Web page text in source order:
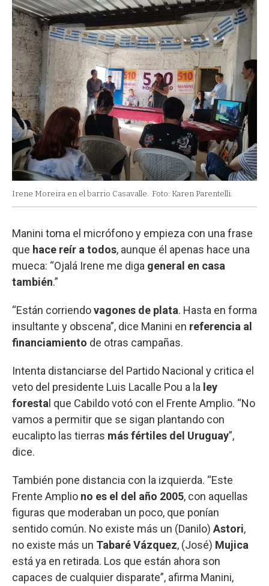
Irene Moreira en el barrio Casavalle. Foto: Karen Parentelli.
Manini toma el micrófono y empieza con una frase
que hace reír a todos, aunque él apenas hace una
mueca: “Ojalá Irene me diga general en casa
también.”
“Están corriendovagones de plata. Hasta en forma
insultante y obscena”, dice Manini en referencia al
financiamiento de otras campañas.
Intenta distanciarse del Partido Nacional y critica el
veto del presidente Luis Lacalle Pou a la ley
foresta l que Cabildo votó con el Frente Amplio. “No
vamos a permitir que se sigan plantando con
eucalipto las tierras más fértiles del Uruguay”,
dice.
También pone distancia con la izquierda. “Este
Frente Amplio no es el del año 2005, con aquellas
figuras que moderaban un poco, que ponían
sentido común. No existe más un (Danilo) Astori,
no existe más un Tabaré Vázquez, (José) Mujica
está ya en retirada. Los que están ahora son
capaces de cualquier disparate”, afirma Manini,